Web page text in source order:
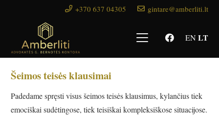
+370 637 04305 gintare@amberliti.lt
EN LT
Šeimos teisės klausimai
Padedame spręsti visus šeimos teisės klausimus, kylančius tiek
emociškai sudėtingose, tiek teisiškai kompleksiškose situacijose.